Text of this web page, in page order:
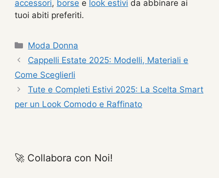
accessori, borse e look estivi da abbinare ai
tuoi abiti preferiti.
Categorie
Moda Donna
Cappelli Estate 2025: Modelli, Materiali e
Come Sceglierli
Tute e Completi Estivi 2025: La Scelta Smart
per un Look Comodo e Raffinato
🚀 Collabora con Noi!